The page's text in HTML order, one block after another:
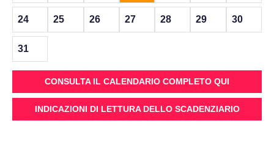
24 25 26 27 28 29 30
31
CONSULTA IL CALENDARIO COMPLETO QUI
INDICAZIONI DI LETTURA DELLO SCADENZIARIO